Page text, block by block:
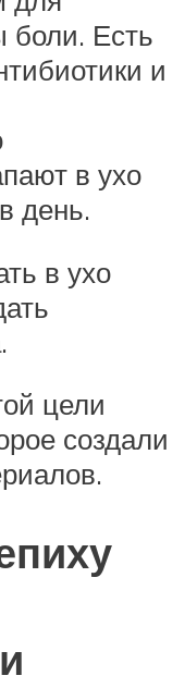
боли. Есть
и
в ухо
день.
в ухо
цели
создали